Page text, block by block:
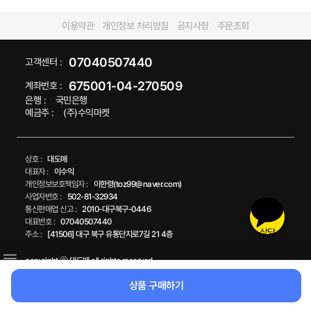
상담
상품 구매하기
이식쇼핑카트 시장바구니 시장카
트 장바구니 2단손잡이
10,800원36%
16,900원
무료배송
무료배송